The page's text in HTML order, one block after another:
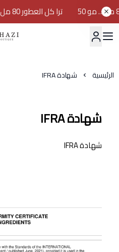
ترا كل العطور 80 مل… مو 50
الرئيسية شهادة IFRA
شهادة IFRA
شهادة IFRA